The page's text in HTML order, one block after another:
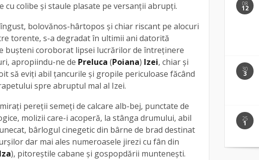
cu colibe şi staule plasate pe versanţii abrupţi.
bolovănos-hârtopos şi chiar riscant pe alocuri
torente, s-a degradat în ultimii ani datorită
buşteni coroborat lipsei lucrărilor de întreţinere
apropiindu-ne de Preluca (Poiana) Izei, chiar şi
să eviți abil ţancurile şi gropile periculoase făcând
spre abruptul mal al Izei.
pereţii semeţi de calcare alb-bej, punctate de
molizii care-i acoperă, la stânga drumului, abil
bârlogul cinegetic din bârne de brad destinat
dar mai ales numeroasele jirezi cu fân din
), pitoreştile cabane şi gospopdării munteneşti.
08
12
30
3
25
1